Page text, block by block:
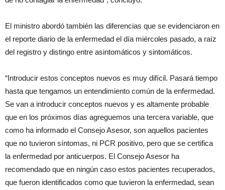
El ministro abordó también las diferencias que se evidenciaron en
el reporte diario de la enfermedad el día miércoles pasado, a raíz
del registro y distingo entre asintomáticos y sintomáticos.
“Introducir estos conceptos nuevos es muy difícil. Pasará tiempo
hasta que tengamos un entendimiento común de la enfermedad.
Se van a introducir conceptos nuevos y es altamente probable
que en los próximos días agreguemos una tercera variable, que
como ha informado el Consejo Asesor, son aquellos pacientes
que no tuvieron síntomas, ni PCR positivo, pero que se certifica
la enfermedad por anticuerpos. El Consejo Asesor ha
recomendado que en ningún caso estos pacientes recuperados,
que fueron identificados como que tuvieron la enfermedad, sean